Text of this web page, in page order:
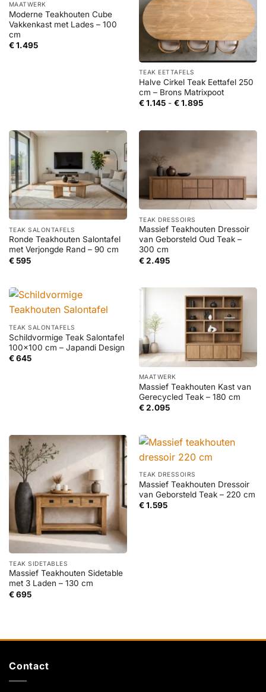
MAATWERK
Moderne Teakhouten Cube
Vakkenkast met Lades – 100
cm
€1.495
TEAK EETTAFELS
Halve Cirkel Teak Eettafel 250
cm – Brons Matrixpoot
€1.145 - €1.895Prijsklasse:
TEAK SALONTAFELS
Ronde Teakhouten Salontafel
met Verjongde Rand – 90 cm
€595
TEAK DRESSOIRS
Massief Teakhouten Dressoir
van Geborsteld Oud Teak –
300 cm
€2.495
TEAK SALONTAFELS
Schildvormige Teak Salontafel
100×100 cm – Japandi Design
€645
MAATWERK
Massief Teakhouten Kast van
Gerecycled Teak – 180 cm
€2.095
TEAK SIDETABLES
Massief Teakhouten Sidetable
met 3 Laden – 130 cm
€695
TEAK DRESSOIRS
Massief Teakhouten Dressoir
van Geborsteld Teak – 220 cm
€1.595
Contact